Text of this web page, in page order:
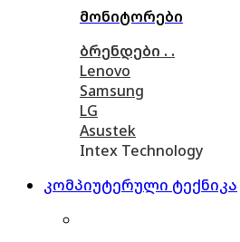
მონიტორები
ბრენდები . .
Lenovo
Samsung
LG
Asustek
Intex Technology
კომპიუტერული ტექნიკა